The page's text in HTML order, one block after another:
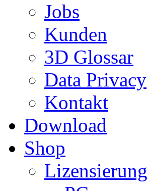
Jobs
Kunden
3D Glossar
Data Privacy
Kontakt
Download
Shop
Lizensierung